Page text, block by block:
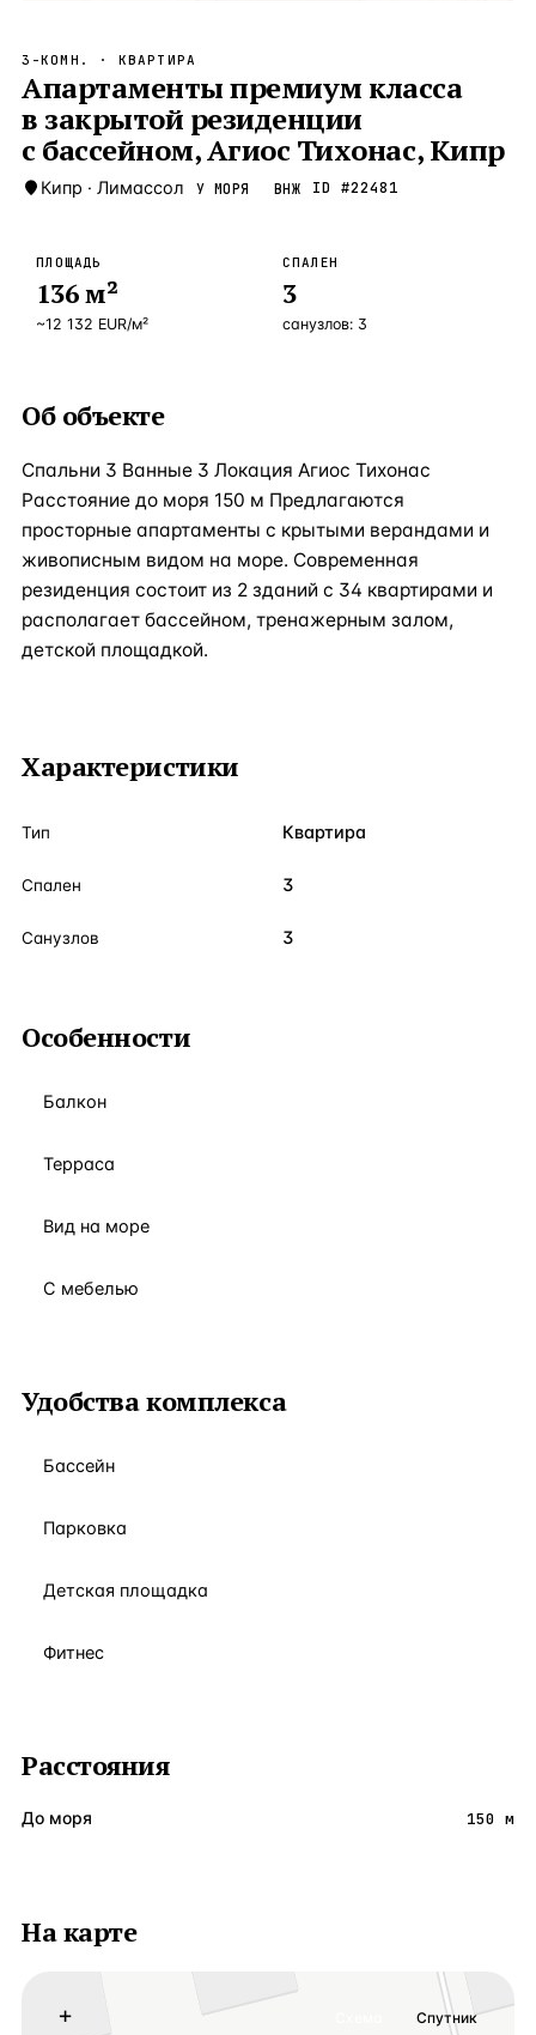
Новороссийск —Локация
Стамбул —Локация
Турция · 1
ВСЕ НАПРАВЛЕНИЯ →
3-КОМН. · КВАРТИРА
Апартаменты премиум класса
в закрытой резиденции
с бассейном, Агиос Тихонас, Кипр
Кипр · Лимассол У МОРЯ ВНЖ ID #22481
ПЛОЩАДЬ
136м²
~12 132 EUR/м²
СПАЛЕН
3
санузлов: 3
Об объекте
Спальни 3 Ванные 3 Локация Агиос Тихонас
Расстояние до моря 150 м Предлагаются
просторные апартаменты с крытыми верандами и
живописным видом на море. Современная
резиденция состоит из 2 зданий с 34 квартирами и
располагает бассейном, тренажерным залом,
детской площадкой.
Характеристики
Тип Квартира
Спален 3
Санузлов 3
Особенности
Балкон
Терраса
Вид на море
С мебелью
Удобства комплекса
Бассейн
Парковка
Детская площадка
Фитнес
Расстояния
До моря 150 м
На карте
+
Спутник